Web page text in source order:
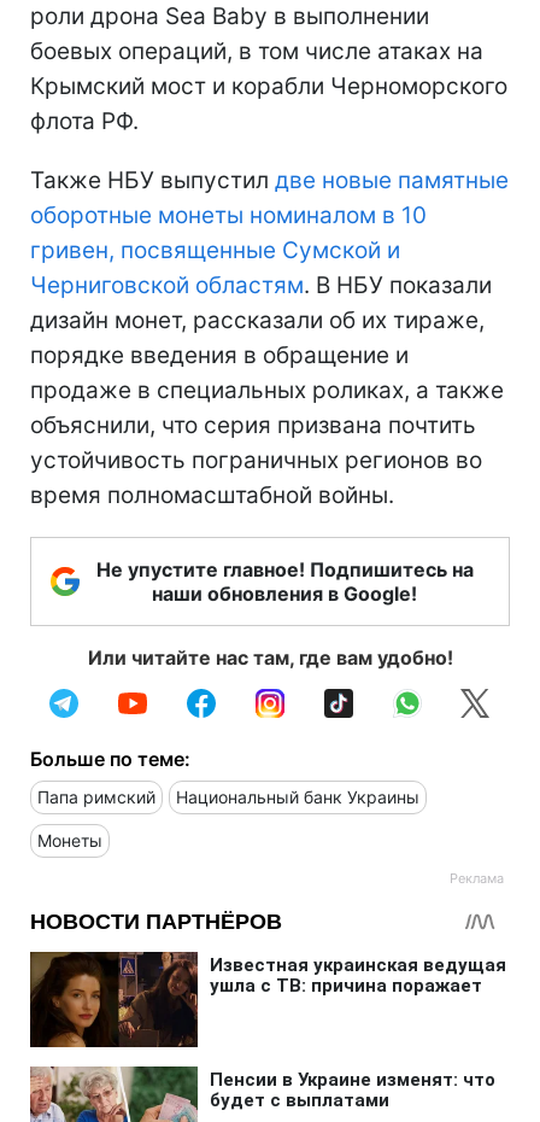
роли дрона Sea Baby в выполнении
боевых операций, в том числе атаках на
Крымский мост и корабли Черноморского
флота РФ.
Также НБУ выпустил две новые памятные
оборотные монеты номиналом в 10
гривен, посвященные Сумской и
Черниговской областям. В НБУ показали
дизайн монет, рассказали об их тираже,
порядке введения в обращение и
продаже в специальных роликах, а также
объяснили, что серия призвана почтить
устойчивость пограничных регионов во
время полномасштабной войны.
Не упустите главное! Подпишитесь на
наши обновления в Google!
Или читайте нас там, где вам удобно!
Больше по теме:
Папа римский Национальный банк Украины
Монеты